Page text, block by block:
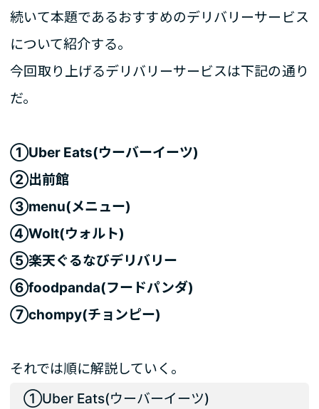
続いて本題であるおすすめのデリバリーサービス
について紹介する。
今回取り上げるデリバリーサービスは下記の通り
だ。
①Uber Eats(ウーバーイーツ)
②出前館
③menu(メニュー)
④Wolt(ウォルト)
⑤楽天ぐるなびデリバリー
⑥foodpanda(フードパンダ)
⑦chompy(チョンピー)
それでは順に解説していく。
①Uber Eats(ウーバーイーツ)